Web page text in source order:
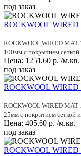
под заказ
ROCKWOOL WIRED
ROCKWOOL WIRED MAT
100мм с покрытием сеткой
Цена: 1251.60 р. /м.кв.
под заказ
ROCKWOOL WIRED
ROCKWOOL WIRED MAT
25мм с покрытием сеткой
Цена: 405.60 р. /м.кв.
под заказ
ROCKWOOL WIRED